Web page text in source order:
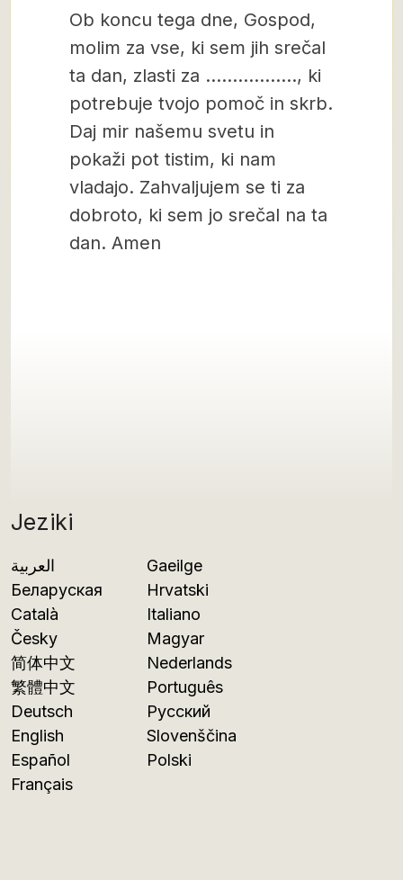
Jeziki
العربية
Беларуская
Català
Česky
简体中文
繁體中文
Deutsch
English
Español
Français
Gaeilge
Hrvatski
Italiano
Magyar
Nederlands
Português
Русский
Slovenščina
Polski
Ob koncu tega dne, Gospod,
molim za vse, ki sem jih srečal
ta dan, zlasti za …………….., ki
potrebuje tvojo pomoč in skrb.
Daj mir našemu svetu in
pokaži pot tistim, ki nam
vladajo. Zahvaljujem se ti za
dobroto, ki sem jo srečal na ta
dan. Amen